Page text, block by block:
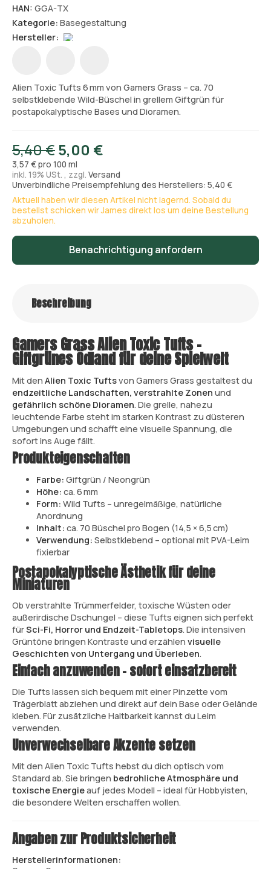
HAN: GGA-TX
Kategorie: Basegestaltung
Hersteller:
Alien Toxic Tufts 6 mm von Gamers Grass – ca. 70
selbstklebende Wild-Büschel in grellem Giftgrün für
postapokalyptische Bases und Dioramen.
5,40 €5,00 €
3,57 € pro 100 ml
inkl. 19% USt. , zzgl. Versand
Unverbindliche Preisempfehlung des Herstellers: 5,40 €
Aktuell haben wir diesen Artikel nicht lagernd. Sobald du
bestellst schicken wir James direkt los um deine Bestellung
abzuholen.
Benachrichtigung anfordern
Beschreibung
Gamers Grass Alien Toxic Tufts –
Giftgrünes Ödland für deine Spielwelt
Mit den Alien Toxic Tuftsvon Gamers Grass gestaltest du
endzeitliche Landschaften, verstrahlte Zonen und
gefährlich schöne Dioramen. Die grelle, nahezu
leuchtende Farbe steht im starken Kontrast zu düsteren
Umgebungen und schafft eine visuelle Spannung, die
sofort ins Auge fällt.
Produkteigenschaften
Farbe: Giftgrün / Neongrün
Höhe: ca. 6 mm
Form: Wild Tufts – unregelmäßige, natürliche
Anordnung
Inhalt: ca. 70 Büschel pro Bogen (14,5 × 6,5 cm)
Verwendung: Selbstklebend – optional mit PVA-Leim
fixierbar
Postapokalyptische Ästhetik für deine
Miniaturen
Ob verstrahlte Trümmerfelder, toxische Wüsten oder
außerirdische Dschungel – diese Tufts eignen sich perfekt
fürSci-Fi, Horror und Endzeit-Tabletops. Die intensiven
Grüntöne bringen Kontraste und erzählen visuelle
Geschichten von Untergang und Überleben.
Einfach anzuwenden – sofort einsatzbereit
Die Tufts lassen sich bequem mit einer Pinzette vom
Trägerblatt abziehen und direkt auf dein Base oder Gelände
kleben. Für zusätzliche Haltbarkeit kannst du Leim
verwenden.
Unverwechselbare Akzente setzen
Mit den Alien Toxic Tufts hebst du dich optisch vom
Standard ab. Sie bringen bedrohliche Atmosphäre und
toxische Energieauf jedes Modell – ideal für Hobbyisten,
die besondere Welten erschaffen wollen.
Angaben zur Produktsicherheit
Herstellerinformationen: